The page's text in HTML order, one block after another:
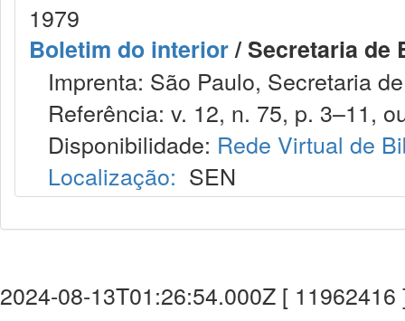
1979
Boletim do interior/ Secretaria de
Imprenta: São Paulo, Secretaria
Referência: v. 12, n. 75, p. 3–11,
Disponibilidade: Rede Virtual de
Localização: SEN
2024-08-13T01:26:54.000Z [ 11962416